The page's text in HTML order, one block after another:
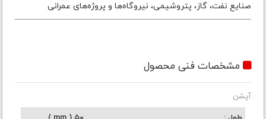
صنایع نفت، گاز، پتروشیمی، نیروگاه‌ها و پروژه‌های عمرانی
مشخصات فنی محصول
آپشن